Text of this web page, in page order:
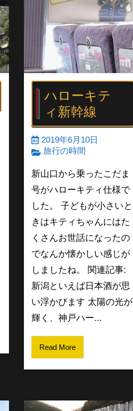
ハローキテ
ィ新幹線
2019年6月10日
旅行の時間
新山口から乗ったこだま
号がハローキティ仕様で
した。 子どもが小さいと
きはキティちゃんにはた
くさんお世話になったの
でなんか懐かしい感じが
しましたね。 関連記事:
新潟といえば日本酒が思
い浮かびます 太陽の光が
輝く、神戸ハー...
Read More